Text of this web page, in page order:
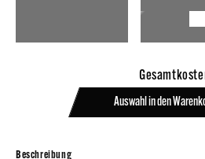
Auswahl in den
Beschreibung